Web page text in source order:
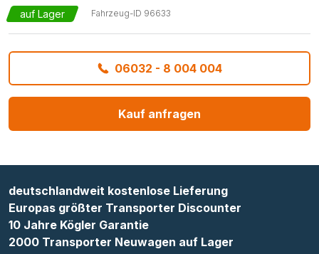
auf Lager Fahrzeug-ID 96633
06032 - 8 004 004
Kauf anfragen
deutschlandweit kostenlose Lieferung
Europas größter Transporter Discounter
10 Jahre Kögler Garantie
2000 Transporter Neuwagen auf Lager